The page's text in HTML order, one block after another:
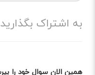
به اشتراک بگذارید